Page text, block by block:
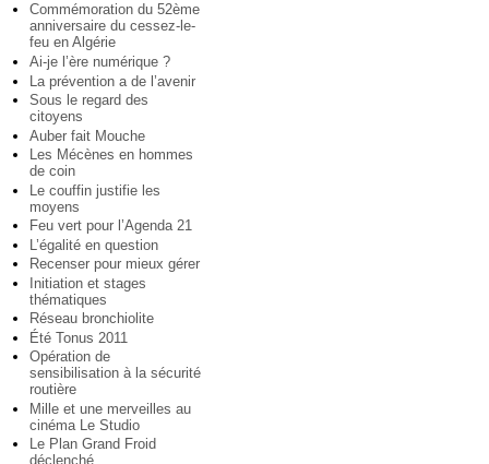
Commémoration du 52ème
anniversaire du cessez-le-
feu en Algérie
Ai-je l’ère numérique ?
La prévention a de l’avenir
Sous le regard des
citoyens
Auber fait Mouche
Les Mécènes en hommes
de coin
Le couffin justifie les
moyens
Feu vert pour l’Agenda 21
L’égalité en question
Recenser pour mieux gérer
Initiation et stages
thématiques
Réseau bronchiolite
Été Tonus 2011
Opération de
sensibilisation à la sécurité
routière
Mille et une merveilles au
cinéma Le Studio
Le Plan Grand Froid
déclenché